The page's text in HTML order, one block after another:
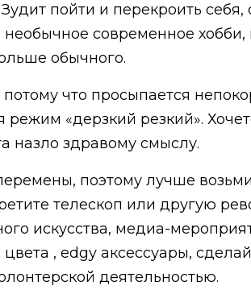
пойти и перекроить
современное хобби,
обычного.
что просыпается
«дерзкий резкий».
назло здравому смыслу.
поэтому лучше
телескоп или другую
искусства, медиа-
, edgy аксессуары,
деятельностью.